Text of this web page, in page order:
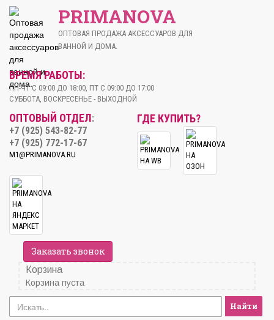
PRIMANOVA
ОПТОВАЯ ПРОДАЖА АКСЕССУАРОВ ДЛЯ
ВАННОЙ И ДОМА.
ВРЕМЯ РАБОТЫ:
ПН-ЧТ С 09:00 ДО 18:00, ПТ С 09:00 ДО 17:00
СУББОТА, ВОСКРЕСЕНЬЕ - ВЫХОДНОЙ
ОПТОВЫЙ ОТДЕЛ:
+7 (925) 543-82-77
+7 (925) 772-17-67
M1@PRIMANOVA.RU
ГДЕ КУПИТЬ?
Заказать звонок
Корзина
Корзина пуста
Найти